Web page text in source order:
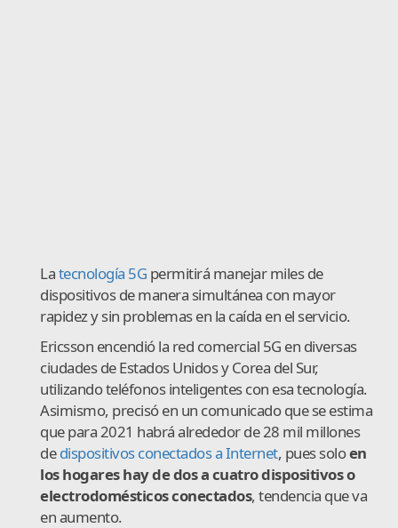
Latecnología 5G permitirá manejar miles de
dispositivos de manera simultánea con mayor
rapidez y sin problemas en la caída en el servicio.
Ericsson encendió la red comercial 5G en diversas
ciudades de Estados Unidos y Corea del Sur,
utilizando teléfonos inteligentes con esa tecnología.
Asimismo, precisó en un comunicado que se estima
que para 2021 habrá alrededor de 28 mil millones
dedispositivos conectados a Internet, pues soloen
los hogares hay de dos a cuatro dispositivos o
electrodomésticos conectados, tendencia que va
en aumento.